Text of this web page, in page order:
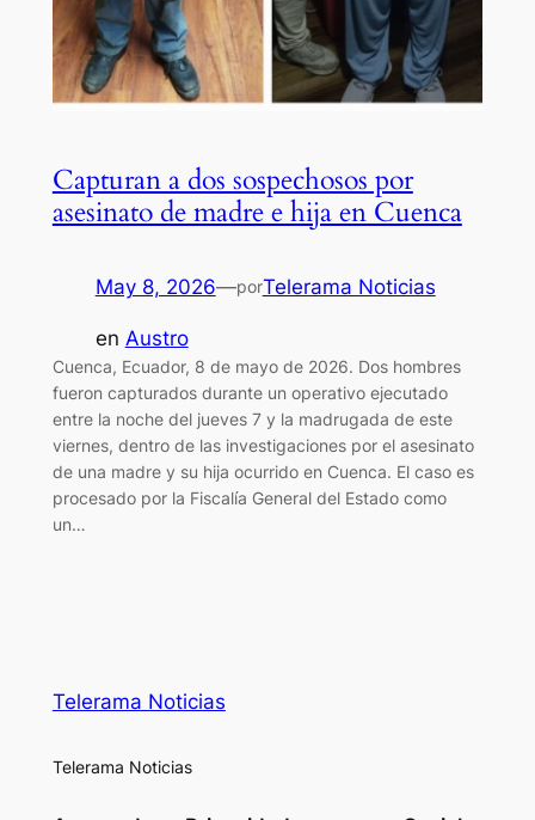
Capturan a dos sospechosos por
asesinato de madre e hija en Cuenca
May 8, 2026—porTelerama Noticias
en Austro
Cuenca, Ecuador, 8 de mayo de 2026. Dos hombres
fueron capturados durante un operativo ejecutado
entre la noche del jueves 7 y la madrugada de este
viernes, dentro de las investigaciones por el asesinato
de una madre y su hija ocurrido en Cuenca. El caso es
procesado por la Fiscalía General del Estado como
un…
Telerama Noticias
Telerama Noticias